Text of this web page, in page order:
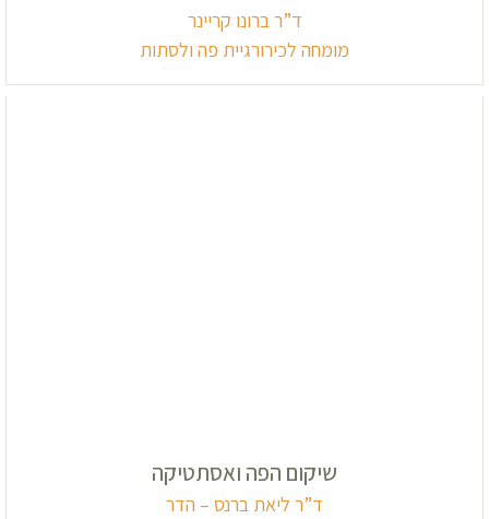
ד”ר ברונו קריינר
מומחה לכירורגיית פה ולסתות
שיקום הפה ואסתטיקה
ד”ר ליאת ברנס – הדר